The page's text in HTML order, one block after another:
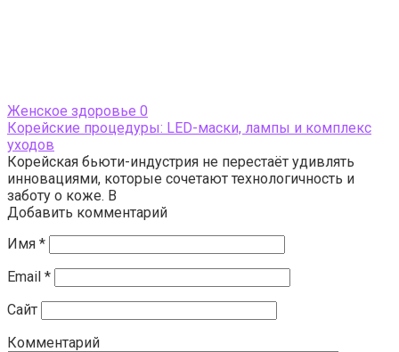
Женское здоровье 0
Корейские процедуры: LED-маски, лампы и комплекс
уходов
Корейская бьюти-индустрия не перестаёт удивлять
инновациями, которые сочетают технологичность и
заботу о коже. В
Добавить комментарий
Имя *
Email *
Сайт
Комментарий